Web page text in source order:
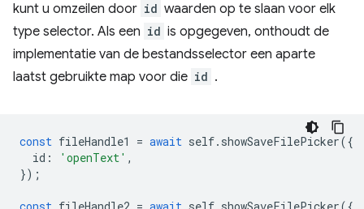
kunt u omzeilen door id waarden op te slaan voor elk
type selector. Als een id is opgegeven, onthoudt de
implementatie van de bestandsselector een aparte
laatst gebruikte map voor die id .
const fileHandle1 = await self. showSaveFilePicker({
id : 'openText' ,
});